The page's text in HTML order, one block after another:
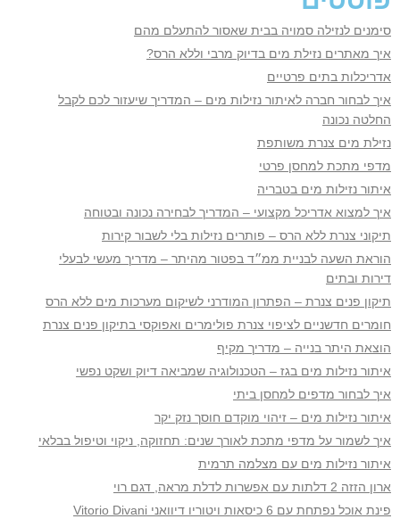
סימנים לנזילה סמויה בבית שאסור להתעלם מהם
איך מאתרים נזילת מים בדיוק מרבי וללא הרס?
אדריכלות בתים פרטיים
איך לבחור חברה לאיתור נזילות מים – המדריך שיעזור לכם לקבל
החלטה נכונה
נזילת מים צנרת משותפת
מדפי מתכת למחסן פרטי
איתור נזילות מים בטבריה
איך למצוא אדריכל מקצועי – המדריך לבחירה נכונה ובטוחה
תיקוני צנרת ללא הרס – פותרים נזילות בלי לשבור קירות
הוראת השעה לבניית ממ״ד בפטור מהיתר – מדריך מעשי לבעלי
דירות ובתים
תיקון פנים צנרת – הפתרון המודרני לשיקום מערכות מים ללא הרס
חומרים חדשניים לציפוי צנרת פולימרים ואפוקסי בתיקון פנים צנרת
הוצאת היתר בנייה – מדריך מקיף
איתור נזילות מים בגז – הטכנולוגיה שמביאה דיוק ושקט נפשי
איך לבחור מדפים למחסן ביתי
איתור נזילות מים – זיהוי מוקדם חוסך נזק יקר
איך לשמור על מדפי מתכת לאורך שנים: תחזוקה, ניקוי וטיפול בבלאי
איתור נזילות מים עם מצלמה תרמית
ארון הזזה 2 דלתות עם אפשרות לדלת מראה, דגם רוי
פינת אוכל נפתחת עם 6 כיסאות ויטוריו דיוואני Vitorio Divani